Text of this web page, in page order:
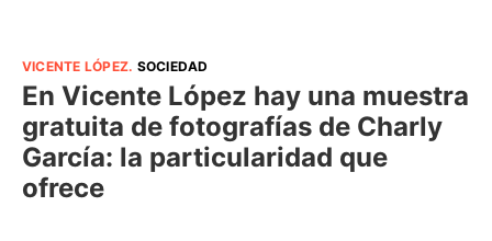
VICENTE LÓPEZ. SOCIEDAD
En Vicente López hay una muestra
gratuita de fotografías de Charly
García: la particularidad que
ofrece